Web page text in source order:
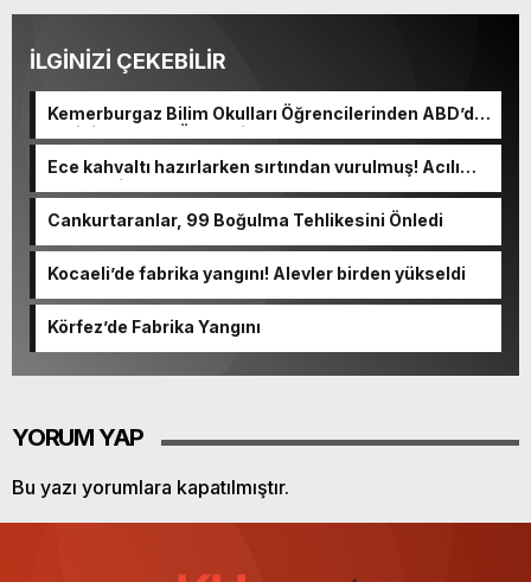
İLGİNİZİ ÇEKEBİLİR
Kemerburgaz Bilim Okulları Öğrencilerinden ABD’de
Tarihi Başarı: 6 Öğrenci 14 Madalya Kazandı
Ece kahvaltı hazırlarken sırtından vurulmuş! Acılı
anne: Evime patates almak haram
Cankurtaranlar, 99 Boğulma Tehlikesini Önledi
Kocaeli’de fabrika yangını! Alevler birden yükseldi
Körfez’de Fabrika Yangını
YORUM YAP
Bu yazı yorumlara kapatılmıştır.